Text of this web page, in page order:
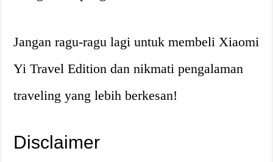
Jangan ragu-ragu lagi untuk membeli Xiaomi
Yi Travel Edition dan nikmati pengalaman
traveling yang lebih berkesan!
Disclaimer